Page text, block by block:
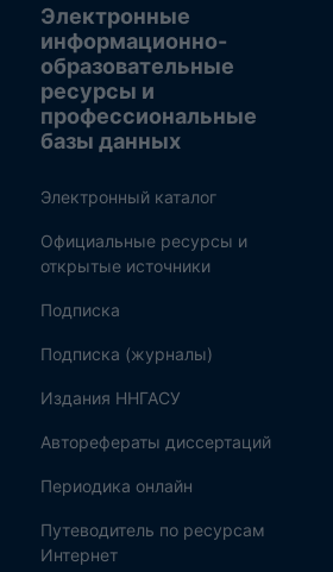
Электронные
информационно-
образовательные
ресурсы и
профессиональные
базы данных
Электронный каталог
Официальные ресурсы и
открытые источники
Подписка
Подписка (журналы)
Издания ННГАСУ
Авторефераты диссертаций
Периодика онлайн
Путеводитель по ресурсам
Интернет